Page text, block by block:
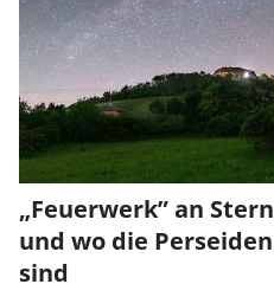
„Feuerwerk” an
und wo die
sind